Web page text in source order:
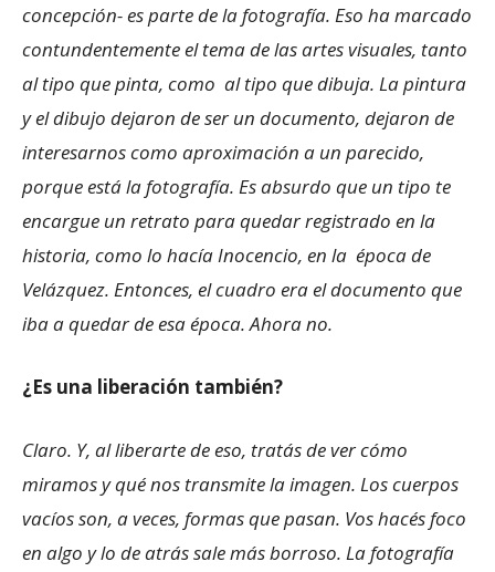
concepción- es parte de la fotografía. Eso ha marcado
contundentemente el tema de las artes visuales, tanto
al tipo que pinta, como al tipo que dibuja. La pintura
y el dibujo dejaron de ser un documento, dejaron de
interesarnos como aproximación a un parecido,
porque está la fotografía. Es absurdo que un tipo te
encargue un retrato para quedar registrado en la
historia, como lo hacía Inocencio, en la época de
Velázquez. Entonces, el cuadro era el documento que
iba a quedar de esa época. Ahora no.
¿Es una liberación también?
Claro. Y, al liberarte de eso, tratás de ver cómo
miramos y qué nos transmite la imagen. Los cuerpos
vacíos son, a veces, formas que pasan. Vos hacés foco
en algo y lo de atrás sale más borroso. La fotografía